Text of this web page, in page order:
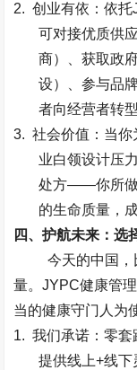
2. 创业有依：依托
可对接优质供
商）、获取政
设）、参与品
者向经营者转型
3. 社会价值：当
业白领设计压
处方——你所
的生命质量，
四、护航未来：选
今天的中国
量。JYPC健康管
当的健康守门人为
1. 我们承诺：零套
提供线上+线下